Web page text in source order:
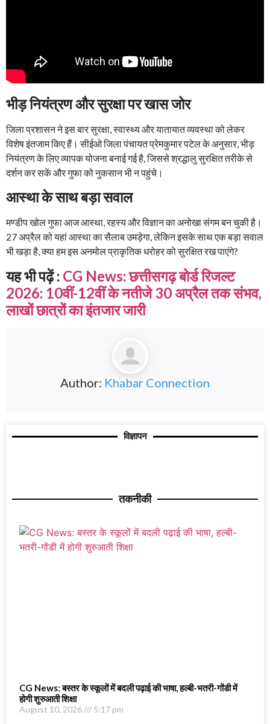
भीड़ नियंत्रण और सुरक्षा पर खास जोर
जिला प्रशासन ने इस बार सुरक्षा, स्वास्थ्य और यातायात व्यवस्था को लेकर
विशेष इंतजाम किए हैं। सीईओ जिला पंचायत प्रेमकुमार पटेल के अनुसार, भीड़
नियंत्रण के लिए व्यापक योजना बनाई गई है, जिससे श्रद्धालु सुरक्षित तरीके से
दर्शन कर सकें और गुफा को नुकसान भी न पहुंचे।
आस्था के साथ बड़ा सवाल
मण्डीप खोल गुफा आज आस्था, रहस्य और विज्ञान का अनोखा संगम बन चुकी है।
27 अप्रैल को यहां आस्था का सैलाब उमड़ेगा, लेकिन इसके साथ एक बड़ा सवाल
भी खड़ा है, क्या हम इस अनमोल प्राकृतिक धरोहर को सुरक्षित रख पाएंगे?
यह भी पढ़ें : CG News: छत्तीसगढ़ बोर्ड रिजल्ट
2026: 10वीं-12वीं के नतीजे 30 अप्रैल तक संभव,
लाखों छात्रों का इंतजार जारी
Author: Khabar Connection
विज्ञापन
तकनीकी
CG News: बस्तर के स्कूलों में बदली पढ़ाई की भाषा, हल्बी-भतरी-गोंडी में
होगी शुरुआती शिक्षा
August 10, 2026 5:17 pm